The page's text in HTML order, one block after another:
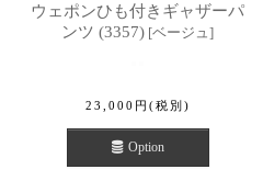
ウェポンひも付きギャザーパ
ンツ (3357) [ベージュ ]
23,000 円 (税別)
Option